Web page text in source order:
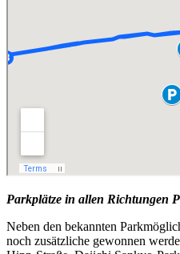
Parkplätze in allen Richtungen
Neben den bekannten
noch zusätzliche gewonnen